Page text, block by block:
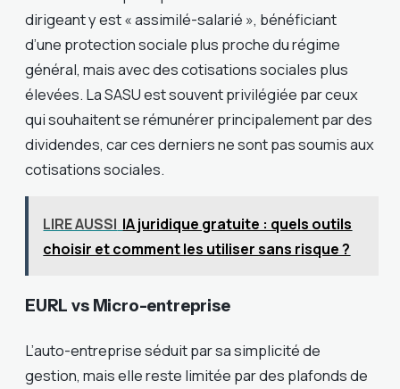
dirigeant y est « assimilé-salarié », bénéficiant
d’une protection sociale plus proche du régime
général, mais avec des cotisations sociales plus
élevées. La SASU est souvent privilégiée par ceux
qui souhaitent se rémunérer principalement par des
dividendes, car ces derniers ne sont pas soumis aux
cotisations sociales.
LIRE AUSSI IA juridique gratuite : quels outils
choisir et comment les utiliser sans risque ?
EURL vs Micro-entreprise
L’auto-entreprise séduit par sa simplicité de
gestion, mais elle reste limitée par des plafonds de